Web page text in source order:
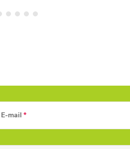
E-mail